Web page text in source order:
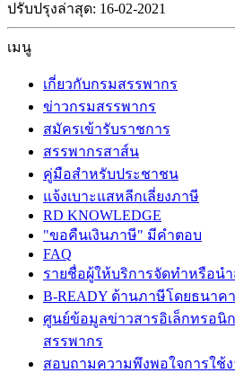
ปรับปรุงล่าสุด: 16-02-2021
เมนู
เกี่ยวกับกรมสรรพากร
ข่าวกรมสรรพากร
สมัครเข้ารับราชการ
สรรพากรสาส์น
คู่มือสำหรับประชาชน
แจ้งเบาะแสหลีกเลี่ยงภาษี
RD KNOWLEDGE
"ขอคืนเงินภาษี" มีคำตอบ
FAQ
รายชื่อผู้ให้บริการจัดทำหรือน
B-READY ด้านภาษีโดยธนาค
ศูนย์ข้อมูลข่าวสารอิเล็กทรอนิ
สรรพากร
สอบถามความพึงพอใจการใช้ง